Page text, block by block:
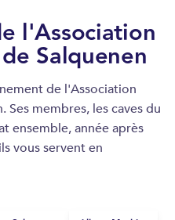
l'Association
Salquenen
de l'Association
membres, les caves du
ensemble, année après
vous servent en